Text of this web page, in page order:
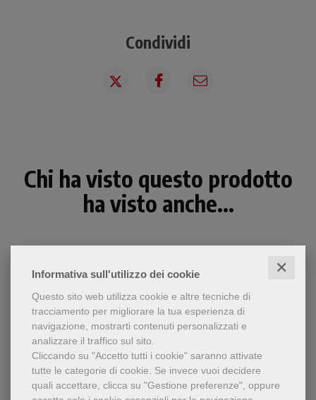
Informativa sull'utilizzo dei cookie ✕
Questo sito web utilizza cookie e altre tecniche di
tracciamento per migliorare la tua esperienza di
navigazione, mostrarti contenuti personalizzati e
analizzare il traffico sul sito.
Cliccando su "Accetto tutti i cookie" saranno attivate
tutte le categorie di cookie. Se invece vuoi decidere
quali accettare, clicca su "Gestione preferenze", oppure
Condividi
Chi ha visto questo prodotto
ha visto anche...